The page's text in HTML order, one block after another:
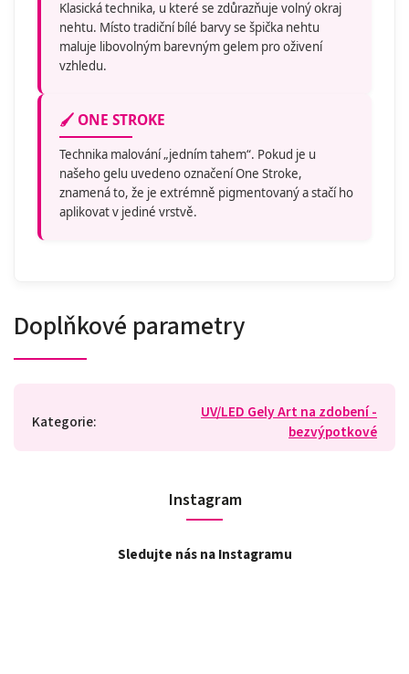
Klasická technika, u které se zdůrazňuje volný okraj
nehtu. Místo tradiční bílé barvy se špička nehtu
maluje libovolným barevným gelem pro oživení
vzhledu.
🖌️ ONE STROKE
Technika malování „jedním tahem“. Pokud je u
našeho gelu uvedeno označení One Stroke,
znamená to, že je extrémně pigmentovaný a stačí ho
aplikovat v jediné vrstvě.
Doplňkové parametry
Kategorie:
UV/LED Gely Art na zdobení -
bezvýpotkové
Instagram
Sledujte nás na Instagramu